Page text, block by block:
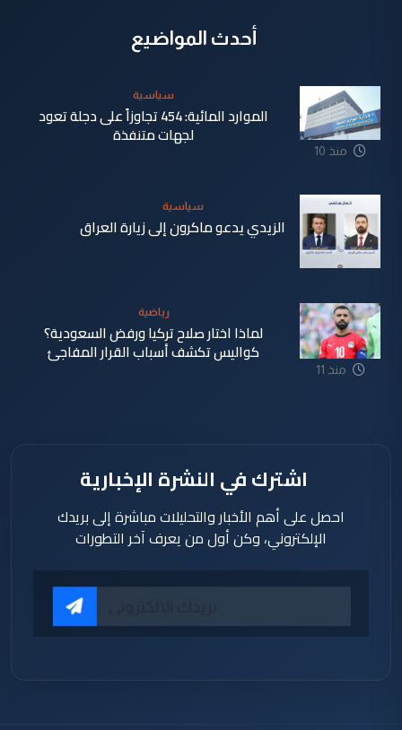
أحدث المواضيع
منذ 10
سياسية
الموارد المائية: 454 تجاوزاً على دجلة تعود
لجهات متنفذة
ساعة
سياسية
الزيدي يدعو ماكرون إلى زيارة العراق
منذ 11
رياضية
لماذا اختار صلاح تركيا ورفض السعودية؟
كواليس تكشف أسباب القرار المفاجئ
اشترك في النشرة الإخبارية
احصل على أهم الأخبار والتحليلات مباشرة إلى بريدك
الإلكتروني، وكن أول من يعرف آخر التطورات